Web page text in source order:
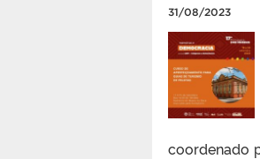
31/08/2023
coordenado